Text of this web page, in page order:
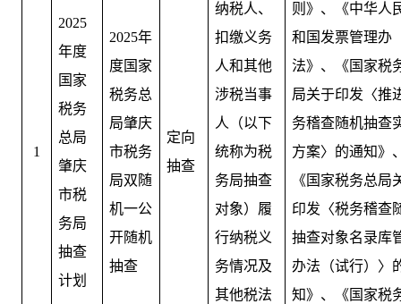
1
2025
年度
国家
税务
总局
肇庆
市税
务局
抽查
计划
2025年
度国家
税务总
局肇庆
市税务
局双随
机一公
开随机
抽查
定向
抽查
纳税人、
扣缴义务
人和其他
涉税当事
人（以下
统称为税
务局抽查
对象）履
行纳税义
务情况及
其他税法
则》、《中华人
和国发票管理办
法》、《国家税
局关于印发〈推
务稽查随机抽查
方案〉的通知》
《国家税务总局
印发〈税务稽查
抽查对象名录库
办法（试行）〉
知》、《国家税